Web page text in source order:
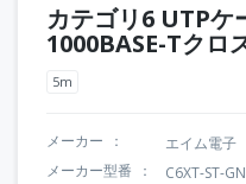
カテゴリ6 UTPケ
1000BASE-Tクロ
5m
メーカー エイム電子
メーカー型番
C6XT-ST-